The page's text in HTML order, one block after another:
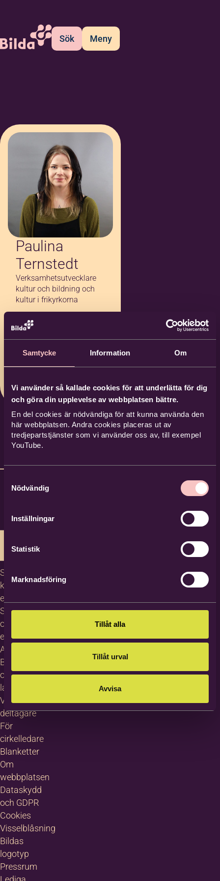
Samtycke Information Om
Vi använder så kallade cookies för att underlätta för dig
och göra din upplevelse av webbplatsen bättre.
En del cookies är nödvändiga för att kunna använda den
här webbplatsen. Andra cookies placeras ut av
tredjepartstjänster som vi använder oss av, till exempel
YouTube.
Nödvändig
Inställningar
Statistik
Marknadsföring
Tillåt alla
Tillåt urval
Avvisa
Sök Meny
Paulina
Ternstedt
Verksamhetsutvecklare
kultur och bildning och
kultur i frikyrkorna
paulina.ternstedt
@bilda.nu
Studiecirklar,
kurser och
evenemang
Studiematerial
och
erbjudanden
About
Bilda in
other
languages
Villkor för
deltagare
För
cirkelledare
Blanketter
Om
webbplatsen
Dataskydd
och GDPR
Cookies
Visselblåsning
Bildas
logotyp
Pressrum